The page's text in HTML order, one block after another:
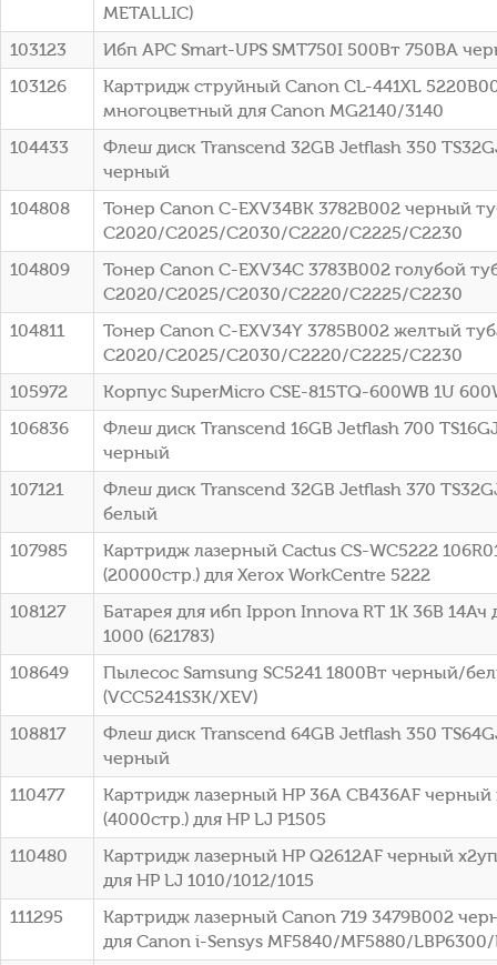
METALLIC)
103123
Ибп APC Smart-UPS SMT750I 500Вт 750ВА
103126
Картридж струйный Canon CL-441XL
многоцветный для Canon MG2140/3140
104433
Флеш диск Transcend 32GB Jetflash 350
черный
104808
Тонер Canon C-EXV34BK 3782B002 черный
C2020/C2025/C2030/C2220/C2225/C2230
104809
Тонер Canon C-EXV34C 3783B002 голубой
C2020/C2025/C2030/C2220/C2225/C2230
104811
Тонер Canon C-EXV34Y 3785B002 желтый
C2020/C2025/C2030/C2220/C2225/C2230
105972
Корпус SuperMicro CSE-815TQ-600WB 1U
106836
Флеш диск Transcend 16GB Jetflash 700
черный
107121
Флеш диск Transcend 32GB Jetflash 370
белый
107985
Картридж лазерный Cactus CS-WC5222
(20000стр.) для Xerox WorkCentre 5222
108127
Батарея для ибп Ippon Innova RT 1K 36В 14Ач
1000 (621783)
108649
Пылесос Samsung SC5241 1800Вт черный/
(VCC5241S3K/XEV)
108817
Флеш диск Transcend 64GB Jetflash 350
черный
110477
Картридж лазерный HP 36A CB436AF черный
(4000стр.) для HP LJ P1505
110480
Картридж лазерный HP Q2612AF черный
для HP LJ 1010/1012/1015
111295
Картридж лазерный Canon 719 3479B002
для Canon i-Sensys MF5840/MF5880/